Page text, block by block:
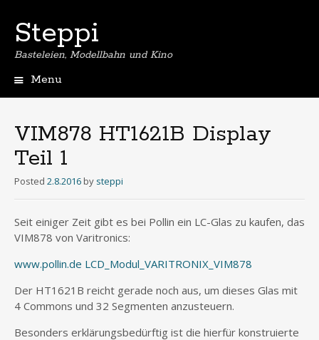
Steppi
Basteleien, Modellbahn und Kino
Menu
VIM878 HT1621B Display
Teil 1
Posted 2.8.2016 by steppi
Seit einiger Zeit gibt es bei Pollin ein LC-Glas zu kaufen, das
VIM878 von Varitronics:
www.pollin.de LCD_Modul_VARITRONIX_VIM878
Der HT1621B reicht gerade noch aus, um dieses Glas mit
4 Commons und 32 Segmenten anzusteuern.
Besonders erklärungsbedürftig ist die hierfür konstruierte